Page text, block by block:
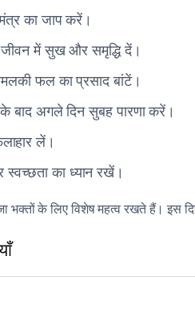
का जाप करें।
जीवन में सुख और समृद्धि दें।
फल का प्रसाद बांटें।
बाद अगले दिन सुबह पारणा करें।
लें।
का ध्यान रखें।
के लिए विशेष महत्व रखते हैं। इस